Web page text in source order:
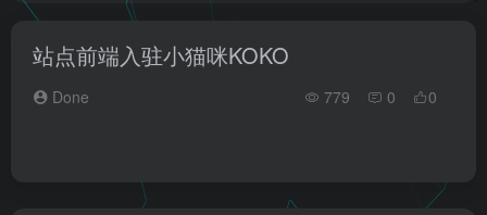
站点前端入驻小猫咪KOKO
Done 779 0 0